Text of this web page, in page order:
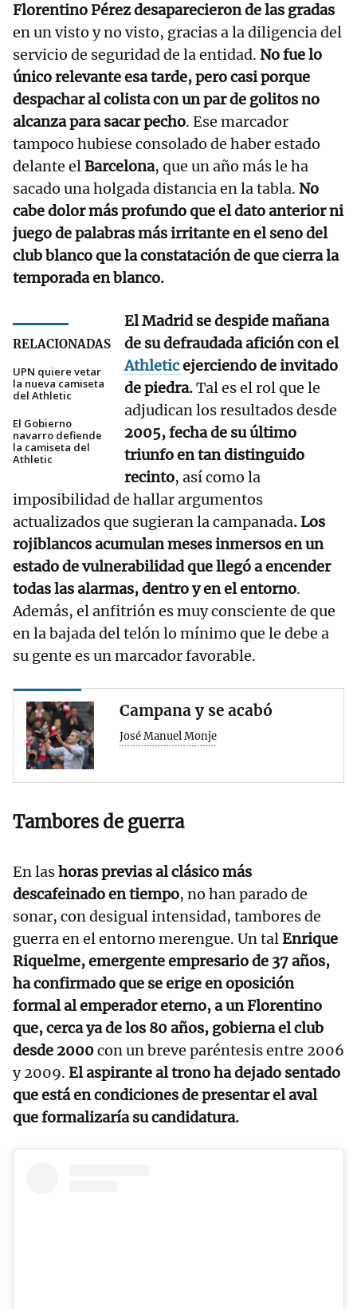
Florentino Pérez desaparecieron de las gradas
en un visto y no visto, gracias a la diligencia del
servicio de seguridad de la entidad. No fue lo
único relevante esa tarde, pero casi porque
despachar al colista con un par de golitos no
alcanza para sacar pecho. Ese marcador
tampoco hubiese consolado de haber estado
delante elBarcelona, que un año más le ha
sacado una holgada distancia en la tabla. No
cabe dolor más profundo que el dato anterior ni
juego de palabras más irritante en el seno del
club blanco que la constatación de que cierra la
temporada en blanco.
RELACIONADAS
UPN quiere vetar
la nueva camiseta
del Athletic
El Gobierno
navarro defiende
la camiseta del
Athletic
El Madrid se despide mañana
de su defraudada afición con el
Athleticejerciendo de invitado
de piedra.Tal es el rol que le
adjudican los resultados desde
2005, fecha de su último
triunfo en tan distinguido
recinto, así como la
imposibilidad de hallar argumentos
actualizados que sugieran la campanada. Los
rojiblancos acumulan meses inmersos en un
estado de vulnerabilidad que llegó a encender
todas las alarmas, dentro y en el entorno.
Además, el anfitrión es muy consciente de que
en la bajada del telón lo mínimo que le debe a
su gente es un marcador favorable.
Campana y se acabó
José Manuel Monje
Tambores de guerra
En lashoras previas al clásico más
descafeinado en tiempo, no han parado de
sonar, con desigual intensidad, tambores de
guerra en el entorno merengue. Un talEnrique
Riquelme, emergente empresario de 37 años,
ha confirmado que se erige en oposición
formal al emperador eterno, a un Florentino
que, cerca ya de los 80 años, gobierna el club
desde 2000con un breve paréntesis entre 2006
y 2009. El aspirante al trono ha dejado sentado
que está en condiciones de presentar el aval
que formalizaría su candidatura.